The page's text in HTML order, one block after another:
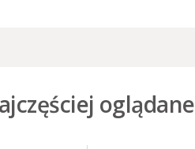
oglądane